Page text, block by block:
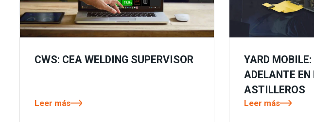
CWS: CEA WELDING SUPERVISOR
Leer más
YARD
ADELANTE EN
ASTILLEROS
Leer más